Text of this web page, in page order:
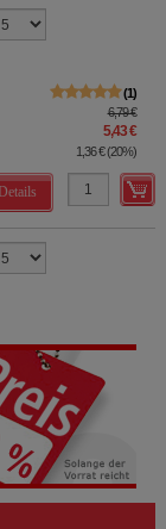
1
6,79 €
5,43 €
1,36 €(20%)
Details